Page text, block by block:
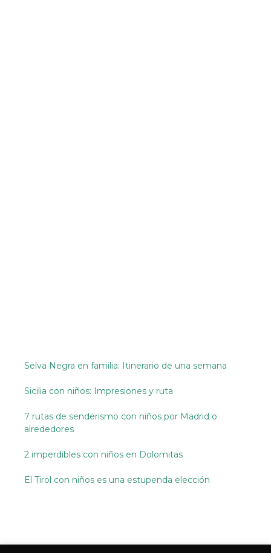
Selva Negra en familia: Itinerario de una semana
Sicilia con niños: Impresiones y ruta
7 rutas de senderismo con niños por Madrid o
alrededores
2 imperdibles con niños en Dolomitas
El Tirol con niños es una estupenda elección